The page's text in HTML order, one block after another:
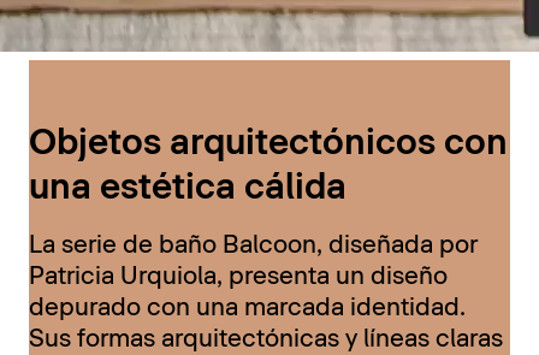
Objetos arquitectónicos con
una estética cálida
La serie de baño Balcoon, diseñada por
Patricia Urquiola, presenta un diseño
depurado con una marcada identidad.
Sus formas arquitectónicas y líneas claras